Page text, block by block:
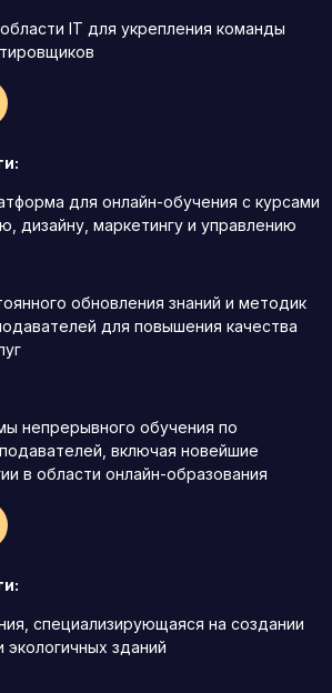
IT для укрепления команды
для онлайн-обучения с курсами
дизайну, маркетингу и управлению
обновления знаний и методик
для повышения качества
непрерывного обучения по
включая новейшие
в области онлайн-образования
специализирующаяся на создании
экологичных зданий